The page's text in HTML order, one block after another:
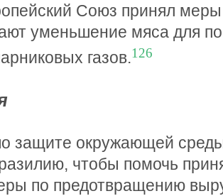
Союз принял
уменьшение мяса для
газов.126
защите окружающей
чтобы помочь
по предотвращению